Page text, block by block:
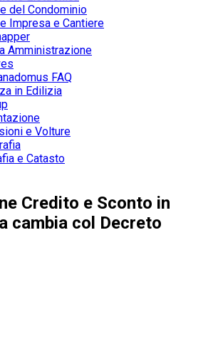
del Condominio
Impresa e Cantiere
Amministrazione
FAQ
in Edilizia
e Volture
e Catasto
Credito e Sconto in
cambia col Decreto